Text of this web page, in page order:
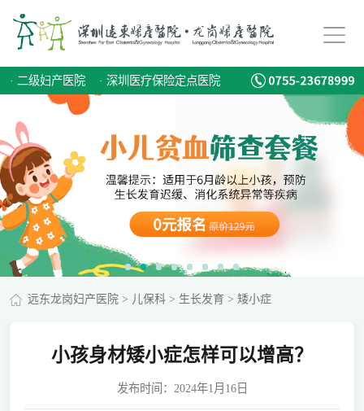
· 二级妇产医院 · 深圳医疗保险定点医院
远东龙岗妇产医院> 儿保科> 生长发育 > 矮小症
小孩身材矮小症怎样可以增高？
发布时间：2024年1月16日